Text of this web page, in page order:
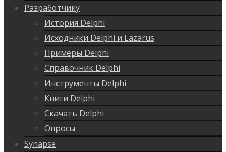
Разработчику
История Delphi
Исходники Delphi и Lazarus
Примеры Delphi
Справочник Delphi
Инструменты Delphi
Книги Delphi
Скачать Delphi
Опросы
Synapse